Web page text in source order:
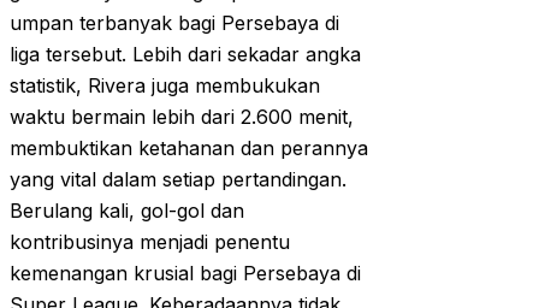
umpan terbanyak bagi Persebaya di
liga tersebut. Lebih dari sekadar angka
statistik, Rivera juga membukukan
waktu bermain lebih dari 2.600 menit,
membuktikan ketahanan dan perannya
yang vital dalam setiap pertandingan.
Berulang kali, gol-gol dan
kontribusinya menjadi penentu
kemenangan krusial bagi Persebaya di